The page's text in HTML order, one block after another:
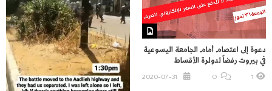
دعوة إلى اعتصام أمام الجامعة اليسوعية
في بيروت رفضاً لدولرة الأقساط
1